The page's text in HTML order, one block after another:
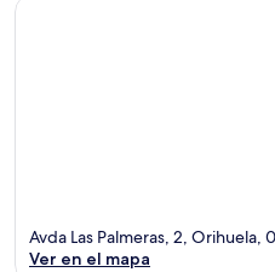
Avda Las Palmeras, 2, Orihuela,
Ver en el mapa